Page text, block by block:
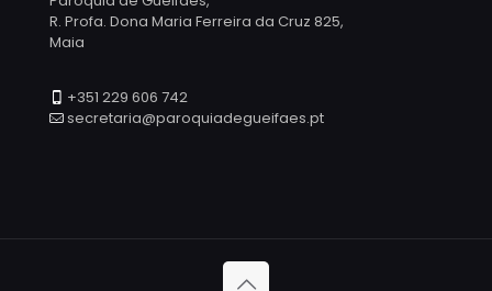
R. Profa. Dona Maria Ferreira da Cruz 825,
Maia
+351 229 606 742
secretaria@paroquiadegueifaes.pt